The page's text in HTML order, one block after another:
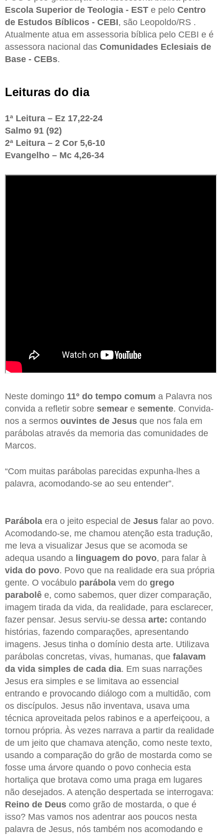
Escola Superior de Teologia - EST e pelo Centro
de Estudos Bíblicos - CEBI, são Leopoldo/RS .
Atualmente atua em assessoria bíblica pelo CEBI e é
assessora nacional das Comunidades Eclesiais de
Base - CEBs.
Leituras do dia
1ª Leitura – Ez 17,22-24
Salmo 91 (92)
2ª Leitura – 2 Cor 5,6-10
Evangelho – Mc 4,26-34
Neste domingo 11º do tempo comum a Palavra nos
convida a refletir sobre semear e semente. Convida-
nos a sermos ouvintes de Jesus que nos fala em
parábolas através da memoria das comunidades de
Marcos.
“Com muitas parábolas parecidas expunha-lhes a
palavra, acomodando-se ao seu entender”.
Parábola era o jeito especial de Jesus falar ao povo.
Acomodando-se, me chamou atenção esta tradução,
me leva a visualizar Jesus que se acomoda se
adequa usando a linguagem do povo, para falar à
vida do povo. Povo que na realidade era sua própria
gente. O vocábulo parábola vem do grego
parabolê e, como sabemos, quer dizer comparação,
imagem tirada da vida, da realidade, para esclarecer,
fazer pensar. Jesus serviu-se dessa arte: contando
histórias, fazendo comparações, apresentando
imagens. Jesus tinha o domínio desta arte. Utilizava
parábolas concretas, vivas, humanas, que falavam
da vida simples de cada dia. Em suas narrações
Jesus era simples e se limitava ao essencial
entrando e provocando diálogo com a multidão, com
os discípulos. Jesus não inventava, usava uma
técnica aproveitada pelos rabinos e a aperfeiçoou, a
tornou própria. Às vezes narrava a partir da realidade
de um jeito que chamava atenção, como neste texto,
usando a comparação do grão de mostarda como se
fosse uma árvore quando o povo conhecia esta
hortaliça que brotava como uma praga em lugares
não desejados. A atenção despertada se interrogava:
Reino de Deus como grão de mostarda, o que é
isso? Mas vamos nos adentrar aos poucos nesta
palavra de Jesus, nós também nos acomodando e